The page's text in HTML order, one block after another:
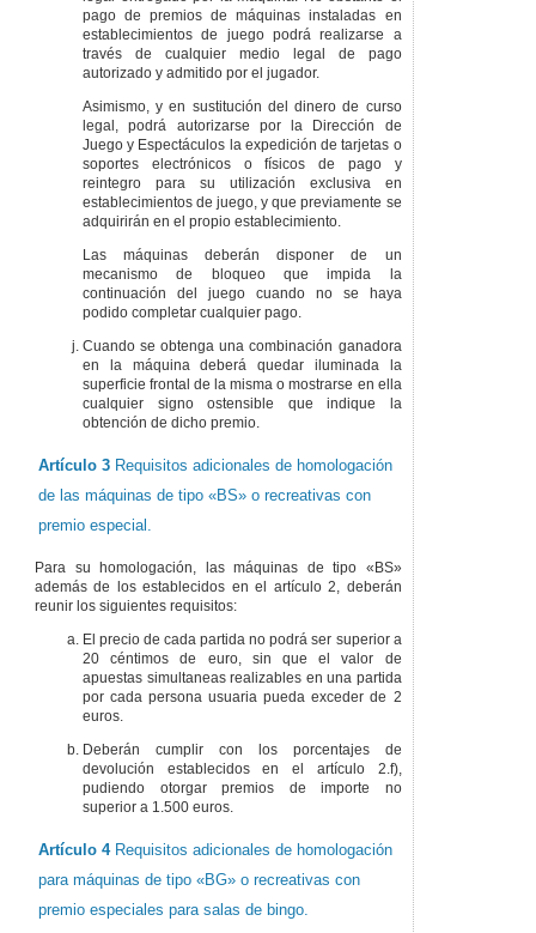
pago de premios de máquinas instaladas en
establecimientos de juego podrá realizarse a
través de cualquier medio legal de pago
autorizado y admitido por el jugador.
Asimismo, y en sustitución del dinero de curso
legal, podrá autorizarse por la Dirección de
Juego y Espectáculos la expedición de tarjetas o
soportes electrónicos o físicos de pago y
reintegro para su utilización exclusiva en
establecimientos de juego, y que previamente se
adquirirán en el propio establecimiento.
Las máquinas deberán disponer de un
mecanismo de bloqueo que impida la
continuación del juego cuando no se haya
podido completar cualquier pago.
Cuando se obtenga una combinación ganadora
en la máquina deberá quedar iluminada la
superficie frontal de la misma o mostrarse en ella
cualquier signo ostensible que indique la
obtención de dicho premio.
Artículo 3 Requisitos adicionales de homologación
de las máquinas de tipo «BS» o recreativas con
premio especial.
Para su homologación, las máquinas de tipo «BS»
además de los establecidos en el artículo 2, deberán
reunir los siguientes requisitos:
El precio de cada partida no podrá ser superior a
20 céntimos de euro, sin que el valor de
apuestas simultaneas realizables en una partida
por cada persona usuaria pueda exceder de 2
euros.
Deberán cumplir con los porcentajes de
devolución establecidos en el artículo 2.f),
pudiendo otorgar premios de importe no
superior a 1.500 euros.
Artículo 4 Requisitos adicionales de homologación
para máquinas de tipo «BG» o recreativas con
premio especiales para salas de bingo.